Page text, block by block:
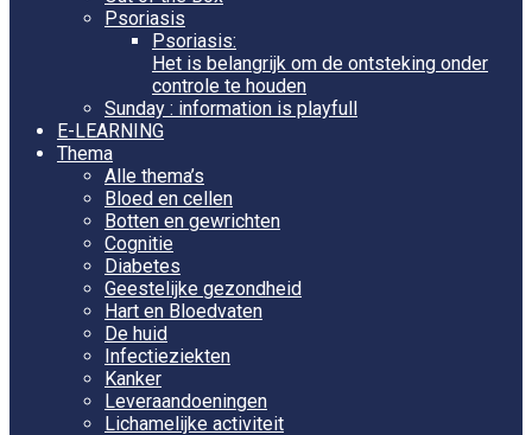
Psoriasis
Psoriasis:
Het is belangrijk om de ontsteking onder
controle te houden
Sunday : information is playfull
E-LEARNING
Thema
Alle thema’s
Bloed en cellen
Botten en gewrichten
Cognitie
Diabetes
Geestelijke gezondheid
Hart en Bloedvaten
De huid
Infectieziekten
Kanker
Leveraandoeningen
Lichamelijke activiteit